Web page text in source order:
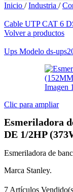
Inicio / Industria /
Cable UTP CAT 6
Volver a productos
Ups Modelo ds-
Clic para ampliar
Esmeriladora
DE 1/2HP
Esmeriladora de
Marca Stanley.
7 Artículos